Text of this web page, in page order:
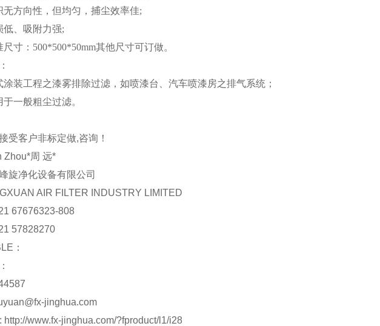
无方向性，但均匀，捕尘效率佳;
低、吸附力强;
尺寸：500*500*50mm其他尺寸可订做。
涂装工程之漆雾排除过滤，如喷漆台、汽车喷漆房之排气系统；
于一般粗尘过滤。
受客户非标定做,咨询！
Zhou*周 远*
峰旋净化设备有限公司
AIR FILTER INDUSTRY LIMITED
67676323-808
57828270
：
jinghua.com
http://www.fx-jinghua.com/?fproduct/l1/i28